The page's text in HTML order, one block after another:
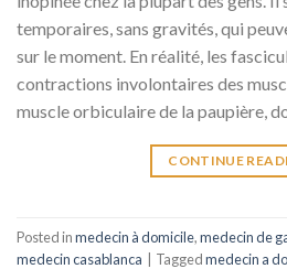
temporaires, sans gravités, qui
sur le moment. En réalité, les
contractions involontaires des
muscle orbiculaire de la paupière,
CONTINUE
Posted inmedecin à domicile,medecin de
medecin casablanca
Taggedmedecin a